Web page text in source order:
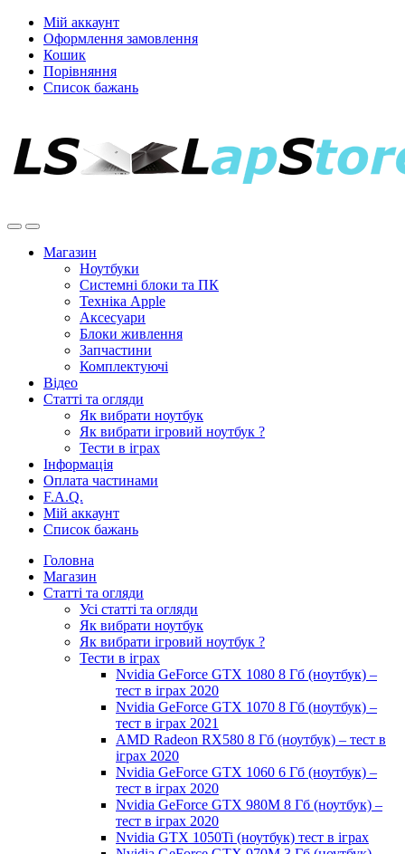
Мій аккаунт
Оформлення замовлення
Кошик
Порівняння
Список бажань
Магазин
Ноутбуки
Системні блоки та ПК
Техніка Apple
Аксесуари
Блоки живлення
Запчастини
Комплектуючі
Відео
Статті та огляди
Як вибрати ноутбук
Як вибрати ігровий ноутбук ?
Тести в іграх
Інформація
Оплата частинами
F.A.Q.
Мій аккаунт
Список бажань
Головна
Магазин
Статті та огляди
Усі статті та огляди
Як вибрати ноутбук
Як вибрати ігровий ноутбук ?
Тести в іграх
Nvidia GeForce GTX 1080 8 Гб (ноутбук) –
тест в іграх 2020
Nvidia GeForce GTX 1070 8 Гб (ноутбук) –
тест в іграх 2021
AMD Radeon RX580 8 Гб (ноутбук) – тест в
іграх 2020
Nvidia GeForce GTX 1060 6 Гб (ноутбук) –
тест в іграх 2020
Nvidia GeForce GTX 980M 8 Гб (ноутбук) –
тест в іграх 2020
Nvidia GTX 1050Ti (ноутбук) тест в іграх